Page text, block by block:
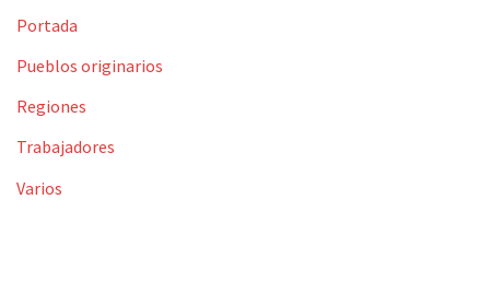
Portada
Pueblos originarios
Regiones
Trabajadores
Varios